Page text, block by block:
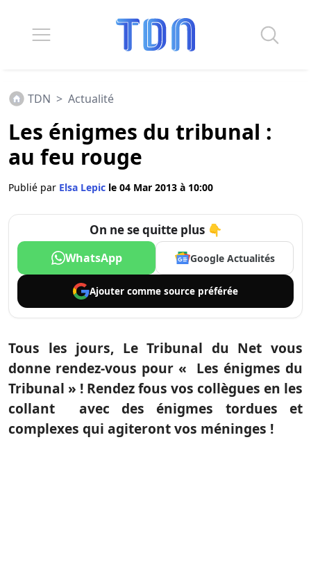
TDN > Actualité
Les énigmes du tribunal :
au feu rouge
Publié par Elsa Lepic le 04 Mar 2013 à 10:00
On ne se quitte plus 👇
WhatsApp Google Actualités
Ajouter comme source préférée
Tous les jours, Le Tribunal du Net vous
donne rendez-vous pour « Les énigmes du
Tribunal » ! Rendez fous vos collègues en les
collant avec des énigmes tordues et
complexes qui agiteront vos méninges !